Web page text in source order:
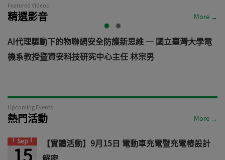
Featured Videos
精選影音 More →
AI代理驅動下的物聯網安全防護新思維 — 國立臺灣大學電
機系教授暨資安科技研究中心主任 林宗男
Upcoming Events
熱門活動 More →
Sep
15
【實體活動】9月15日 電動車充電暨充電樁設計